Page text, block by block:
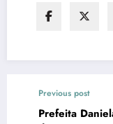
Previous post
Prefeita